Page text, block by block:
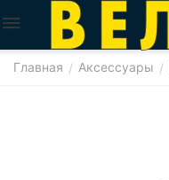
Главная / Аксессуары /